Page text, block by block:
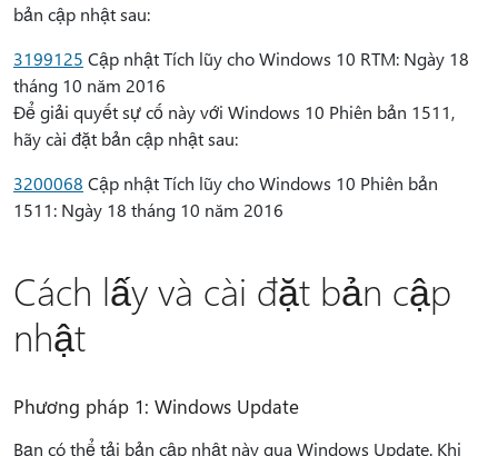
bản cập nhật sau:
3199125 Cập nhật Tích lũy cho Windows 10 RTM: Ngày 18
tháng 10 năm 2016
Để giải quyết sự cố này với Windows 10 Phiên bản 1511,
hãy cài đặt bản cập nhật sau:
3200068 Cập nhật Tích lũy cho Windows 10 Phiên bản
1511: Ngày 18 tháng 10 năm 2016
Cách lấy và cài đặt bản cập
nhật
Phương pháp 1: Windows Update
Bạn có thể tải bản cập nhật này qua Windows Update. Khi